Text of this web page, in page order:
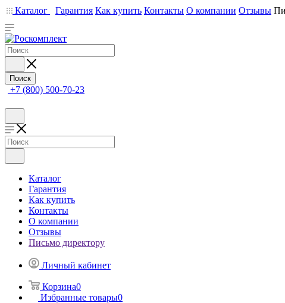
Каталог Гарантия Как купить Контакты О компании Отзывы
Поиск
+7 (800) 500-70-23
Каталог
Гарантия
Как купить
Контакты
О компании
Отзывы
Письмо директору
Личный кабинет
Корзина0
Избранные товары0